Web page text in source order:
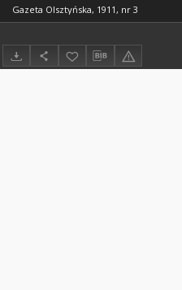
Gazeta Olsztyńska, 1911, nr 3